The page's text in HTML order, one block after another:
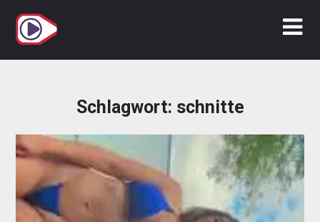
Inhalt
springen
Schlagwort: schnitte